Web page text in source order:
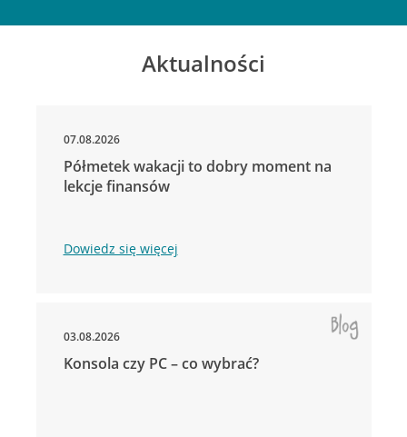
Aktualności
07.08.2026
Półmetek wakacji to dobry moment na
lekcje finansów
Dowiedz się więcej
03.08.2026
Konsola czy PC – co wybrać?